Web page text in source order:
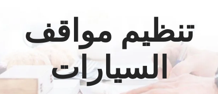
تنظيم مواقف
السيارات